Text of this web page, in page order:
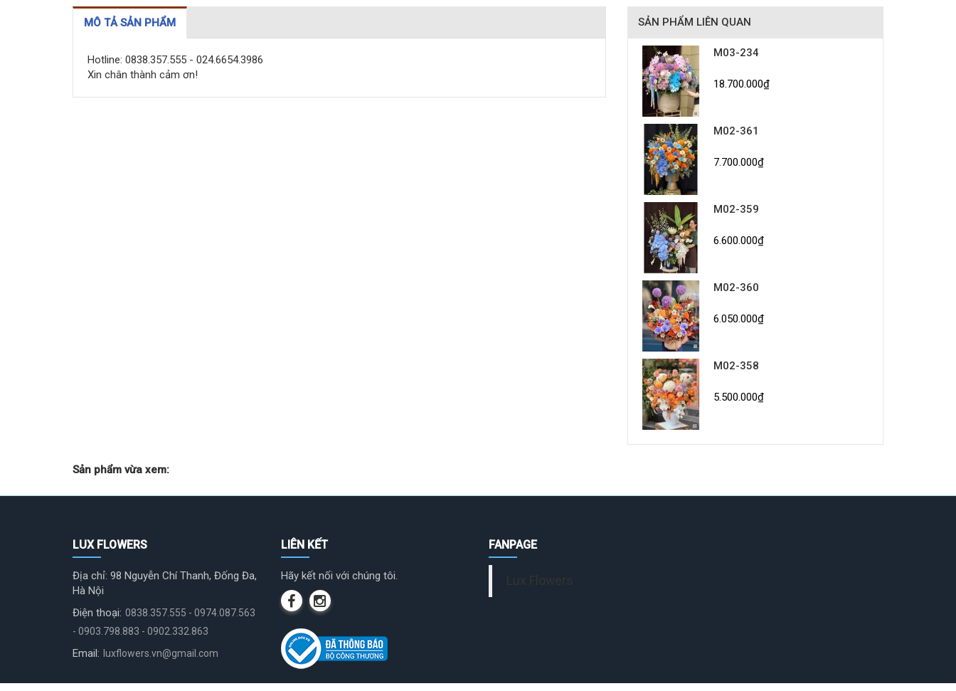
MÔ TẢ SẢN PHẨM
Hotline: 0838.357.555 - 024.6654.3986
Xin chân thành cảm ơn!
SẢN PHẨM LIÊN QUAN
M03-234
18.700.000₫
M02-361
7.700.000₫
M02-359
6.600.000₫
M02-360
6.050.000₫
M02-358
5.500.000₫
Sản phẩm vừa xem:
LUX FLOWERS
Địa chỉ: 98 Nguyễn Chí Thanh, Đống Đa,
Hà Nội
Điện thoại: 0838.357.555 - 0974.087.563
- 0903.798.883 - 0902.332.863
Email: luxflowers.vn@gmail.com
LIÊN KẾT
Hãy kết nối với chúng tôi.
FANPAGE
Lux Flowers